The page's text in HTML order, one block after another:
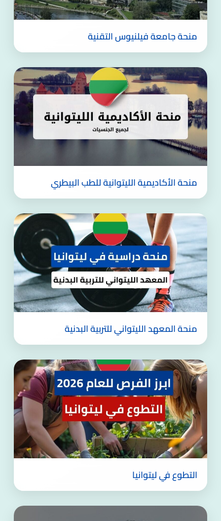
منحة جامعة فيلنيوس التقنية
منحة الأكاديمية الليتوانية للطب البيطري
منحة المعهد الليتواني للتربية البدنية
التطوع في ليتوانيا